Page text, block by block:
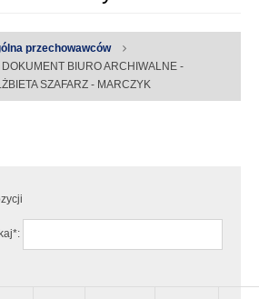
przechowawców
BIURO ARCHIWALNE -
SZAFARZ - MARCZYK